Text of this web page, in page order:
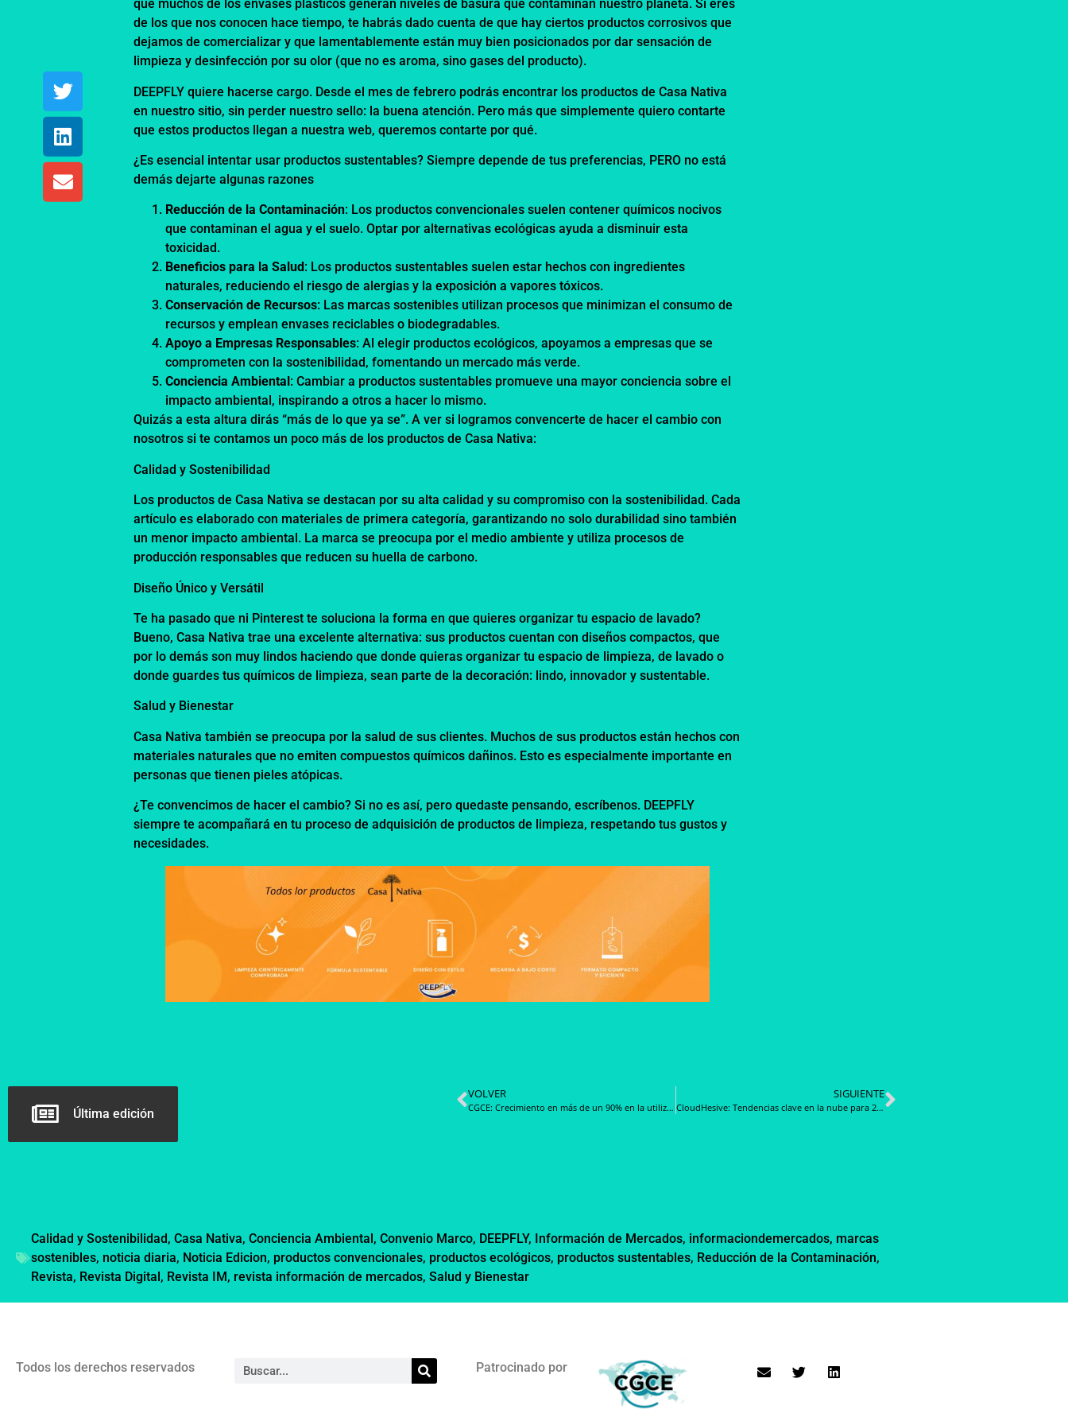
que muchos de los envases plásticos generan niveles de basura que contaminan nuestro planeta. Si eres
de los que nos conocen hace tiempo, te habrás dado cuenta de que hay ciertos productos corrosivos que
dejamos de comercializar y que lamentablemente están muy bien posicionados por dar sensación de
limpieza y desinfección por su olor (que no es aroma, sino gases del producto).
DEEPFLY quiere hacerse cargo. Desde el mes de febrero podrás encontrar los productos de Casa Nativa
en nuestro sitio, sin perder nuestro sello: la buena atención. Pero más que simplemente quiero contarte
que estos productos llegan a nuestra web, queremos contarte por qué.
¿Es esencial intentar usar productos sustentables? Siempre depende de tus preferencias, PERO no está
demás dejarte algunas razones
Reducción de la Contaminación: Los productos convencionales suelen contener químicos nocivos
que contaminan el agua y el suelo. Optar por alternativas ecológicas ayuda a disminuir esta
toxicidad.
Beneficios para la Salud : Los productos sustentables suelen estar hechos con ingredientes
naturales, reduciendo el riesgo de alergias y la exposición a vapores tóxicos.
Conservación de Recursos: Las marcas sostenibles utilizan procesos que minimizan el consumo de
recursos y emplean envases reciclables o biodegradables.
Apoyo a Empresas Responsables: Al elegir productos ecológicos, apoyamos a empresas que se
comprometen con la sostenibilidad, fomentando un mercado más verde.
Conciencia Ambiental : Cambiar a productos sustentables promueve una mayor conciencia sobre el
impacto ambiental, inspirando a otros a hacer lo mismo.
Quizás a esta altura dirás “más de lo que ya se”. A ver si logramos convencerte de hacer el cambio con
nosotros si te contamos un poco más de los productos de Casa Nativa:
Calidad y Sostenibilidad
Los productos de Casa Nativa se destacan por su alta calidad y su compromiso con la sostenibilidad. Cada
artículo es elaborado con materiales de primera categoría, garantizando no solo durabilidad sino también
un menor impacto ambiental. La marca se preocupa por el medio ambiente y utiliza procesos de
producción responsables que reducen su huella de carbono.
Diseño Único y Versátil
Te ha pasado que ni Pinterest te soluciona la forma en que quieres organizar tu espacio de lavado?
Bueno, Casa Nativa trae una excelente alternativa: sus productos cuentan con diseños compactos, que
por lo demás son muy lindos haciendo que donde quieras organizar tu espacio de limpieza, de lavado o
donde guardes tus químicos de limpieza, sean parte de la decoración: lindo, innovador y sustentable.
Salud y Bienestar
Casa Nativa también se preocupa por la salud de sus clientes. Muchos de sus productos están hechos con
materiales naturales que no emiten compuestos químicos dañinos. Esto es especialmente importante en
personas que tienen pieles atópicas.
¿Te convencimos de hacer el cambio? Si no es así, pero quedaste pensando, escríbenos. DEEPFLY
siempre te acompañará en tu proceso de adquisición de productos de limpieza, respetando tus gustos y
necesidades.
Última edición
VOLVER
CGCE: Crecimiento en más de un 90% en la utilización de la Compra Ágil comparando enero 2024 y enero 2025
SIGUIENTE
CloudHesive: Tendencias clave en la nube para 2025, preparando a las empresas para el futuro
Calidad y Sostenibilidad, Casa Nativa, Conciencia Ambiental , Convenio Marco, DEEPFLY, Información de Mercados, informaciondemercados, marcas
sostenibles, noticia diaria, Noticia Edicion, productos convencionales, productos ecológicos, productos sustentables, Reducción de la Contaminación,
Revista, Revista Digital , Revista IM , revista información de mercados, Salud y Bienestar
Todos los derechos reservados Patrocinado por